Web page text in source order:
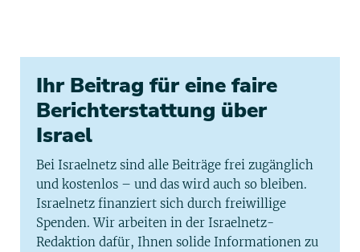
Ihr Beitrag für eine faire
Berichterstattung über
Israel
Bei Israelnetz sind alle Beiträge frei zugänglich
und kostenlos – und das wird auch so bleiben.
Israelnetz finanziert sich durch freiwillige
Spenden. Wir arbeiten in der Israelnetz-
Redaktion dafür, Ihnen solide Informationen zu